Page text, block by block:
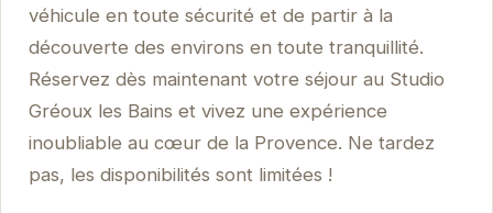
véhicule en toute sécurité et de partir à la
découverte des environs en toute tranquillité.
Réservez dès maintenant votre séjour au Studio
Gréoux les Bains et vivez une expérience
inoubliable au cœur de la Provence. Ne tardez
pas, les disponibilités sont limitées !